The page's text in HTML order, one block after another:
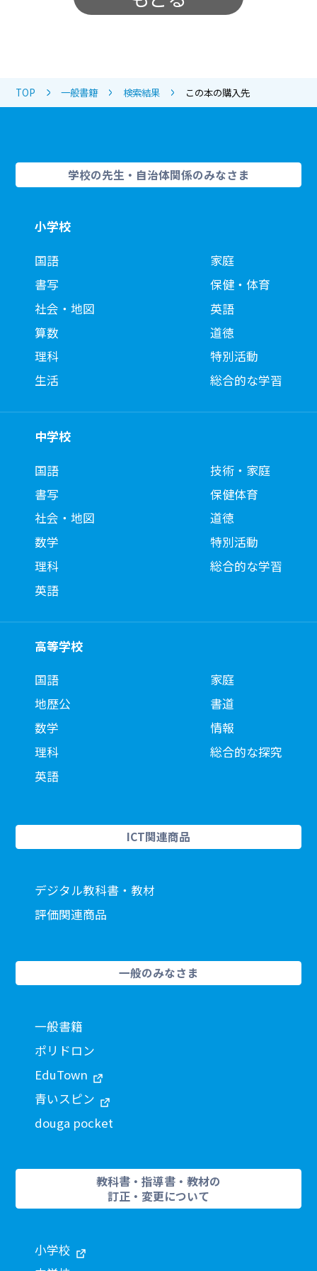
TOP 一般書籍 検索結果 この本の購入先
学校の先生・自治体関係のみなさま
小学校
国語
書写
社会・地図
算数
理科
生活
家庭
保健・体育
英語
道徳
特別活動
総合的な学習
中学校
国語
書写
社会・地図
数学
理科
英語
技術・家庭
保健体育
道徳
特別活動
総合的な学習
高等学校
国語
地歴公
数学
理科
英語
家庭
書道
情報
総合的な探究
ICT関連商品
デジタル教科書・教材
評価関連商品
一般のみなさま
一般書籍
ポリドロン
EduTown
青いスピン
douga pocket
教科書・指導書・教材の
訂正・変更について
小学校